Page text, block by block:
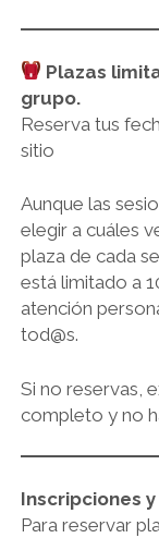
Plazas
grupo.
Reserva tus
sitio
Aunque las
elegir a cuáles
plaza de cada
está limitado a
atención
tod@s.
Si no reservas,
completo y no
Inscripciones
Para reservar